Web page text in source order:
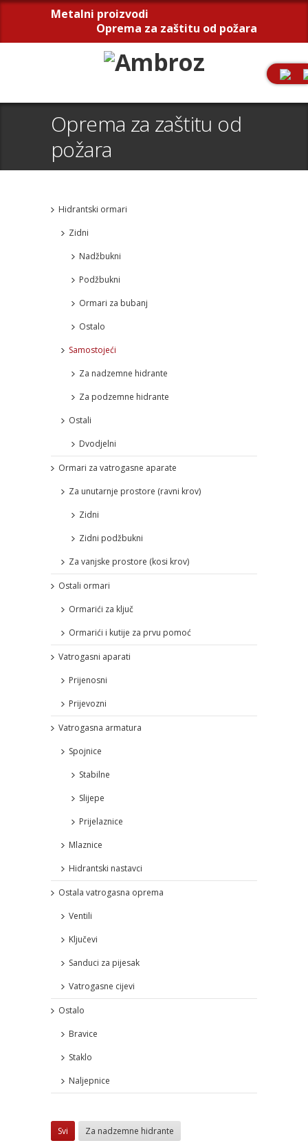
Metalni proizvodi
Oprema za zaštitu od požara
Oprema za zaštitu od
požara
Hidrantski ormari
Zidni
Nadžbukni
Podžbukni
Ormari za bubanj
Ostalo
Samostojeći
Za nadzemne hidrante
Za podzemne hidrante
Ostali
Dvodjelni
Ormari za vatrogasne aparate
Za unutarnje prostore (ravni krov)
Zidni
Zidni podžbukni
Za vanjske prostore (kosi krov)
Ostali ormari
Ormarići za ključ
Ormarići i kutije za prvu pomoć
Vatrogasni aparati
Prijenosni
Prijevozni
Vatrogasna armatura
Spojnice
Stabilne
Slijepe
Prijelaznice
Mlaznice
Hidrantski nastavci
Ostala vatrogasna oprema
Ventili
Ključevi
Sanduci za pijesak
Vatrogasne cijevi
Ostalo
Bravice
Staklo
Naljepnice
Svi Za nadzemne hidrante